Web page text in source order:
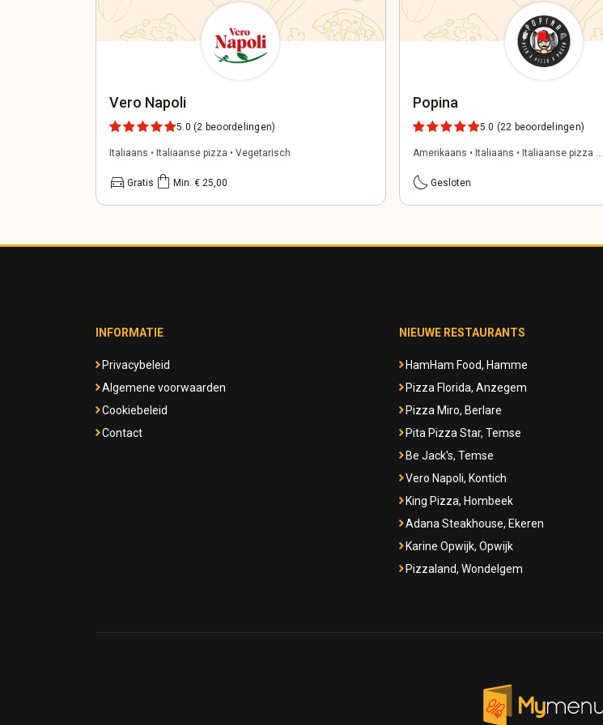
Vero Napoli
5.0 (2 beoordelingen)
Italiaans • Italiaanse pizza • Vegetarisch
directions_car Gratis shopping_bag Min. € 25,00
Popina
5.0 (22 beoordelingen)
Amerikaans • Italiaans • Italiaanse pizza ...
bedtime Gesloten
INFORMATIE
Privacybeleid
Algemene voorwaarden
Cookiebeleid
Contact
NIEUWE RESTAURANTS
HamHam Food, Hamme
Pizza Florida, Anzegem
Pizza Miro, Berlare
Pita Pizza Star, Temse
Be Jack's, Temse
Vero Napoli, Kontich
King Pizza, Hombeek
Adana Steakhouse, Ekeren
Karine Opwijk, Opwijk
Pizzaland, Wondelgem